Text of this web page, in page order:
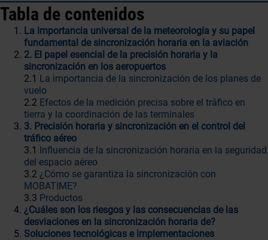
Tabla de contenidos
La importancia universal de la meteorología y su papel
fundamental de sincronización horaria en la aviación
2. El papel esencial de la precisión horaria y la
sincronización en los aeropuertos
2.1 La importancia de la sincronización de los planes de
vuelo
2.2 Efectos de la medición precisa sobre el tráfico en
tierra y la coordinación de las terminales
3. Precisión horaria y sincronización en el control del
tráfico aéreo
3.1 Influencia de la sincronización horaria en la seguridad
del espacio aéreo
3.2 ¿Cómo se garantiza la sincronización con
MOBATIME?
3.3 Productos
¿Cuáles son los riesgos y las consecuencias de las
desviaciones en la sincronización horaria de?
Soluciones tecnológicas e implementaciones